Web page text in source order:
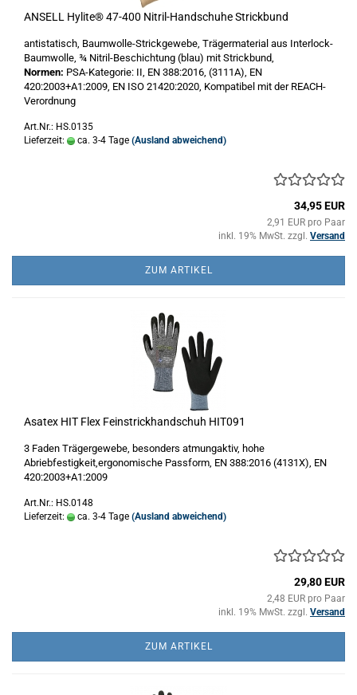
ANSELL Hylite® 47-400 Nitril-Handschuhe Strickbund
antistatisch, Baumwolle-Strickgewebe, Trägermaterial aus Interlock-
Baumwolle, ¾ Nitril-Beschichtung (blau) mit Strickbund,
Normen: PSA-Kategorie: II, EN 388:2016, (3111A), EN
420:2003+A1:2009, EN ISO 21420:2020, Kompatibel mit der REACH-
Verordnung
Art.Nr.: HS.0135
Lieferzeit:
ca. 3-4 Tage (Ausland abweichend)
34,95 EUR
2,91 EUR pro Paar
inkl. 19% MwSt. zzgl. Versand
ZUM ARTIKEL
Asatex HIT Flex Feinstrickhandschuh HIT091
3 Faden Trägergewebe, besonders atmungaktiv, hohe
Abriebfestigkeit,ergonomische Passform, EN 388:2016 (4131X), EN
420:2003+A1:2009
Art.Nr.: HS.0148
Lieferzeit:
ca. 3-4 Tage (Ausland abweichend)
29,80 EUR
2,48 EUR pro Paar
inkl. 19% MwSt. zzgl. Versand
ZUM ARTIKEL